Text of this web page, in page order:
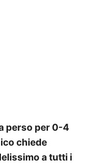
perso per 0-4
chiede
a tutti i